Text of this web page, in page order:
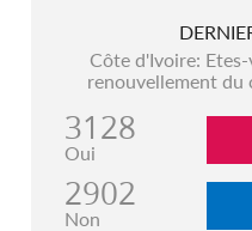
Côte d'Ivoire:
renouvellement du
3128
Oui
2902
Non